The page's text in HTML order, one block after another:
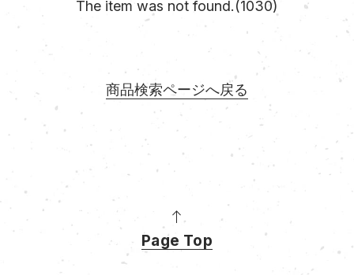
The item was not found.(1030)
商品検索ページへ戻る
Page Top